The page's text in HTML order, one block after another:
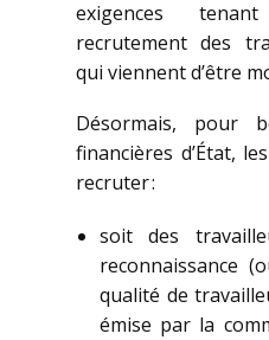
exigences
recrutement des
qui viennent d’être
Désormais, pour
financières d’État,
recruter :
soit des
reconnaissance
qualité de
émise par la